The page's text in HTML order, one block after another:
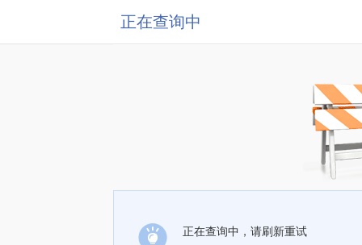
正在查询中
正在查询中，请刷新重试